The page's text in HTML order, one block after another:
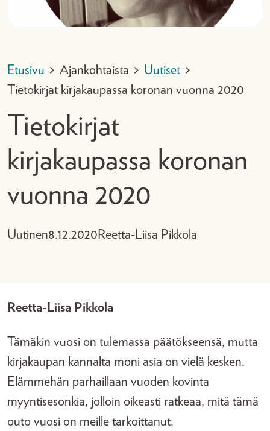
Etusivu > Ajankohtaista > Uutiset >
Tietokirjat kirjakaupassa koronan vuonna 2020
Tietokirjat
kirjakaupassa koronan
vuonna 2020
Uutinen8.12.2020Reetta-Liisa Pikkola
Reetta-Liisa Pikkola
Tämäkin vuosi on tulemassa päätökseensä, mutta
kirjakaupan kannalta moni asia on vielä kesken.
Elämmehän parhaillaan vuoden kovinta
myyntisesonkia, jolloin oikeasti ratkeaa, mitä tämä
outo vuosi on meille tarkoittanut.